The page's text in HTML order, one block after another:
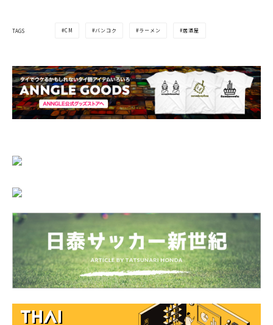
TAGS CM バンコク ラーメン 居酒屋